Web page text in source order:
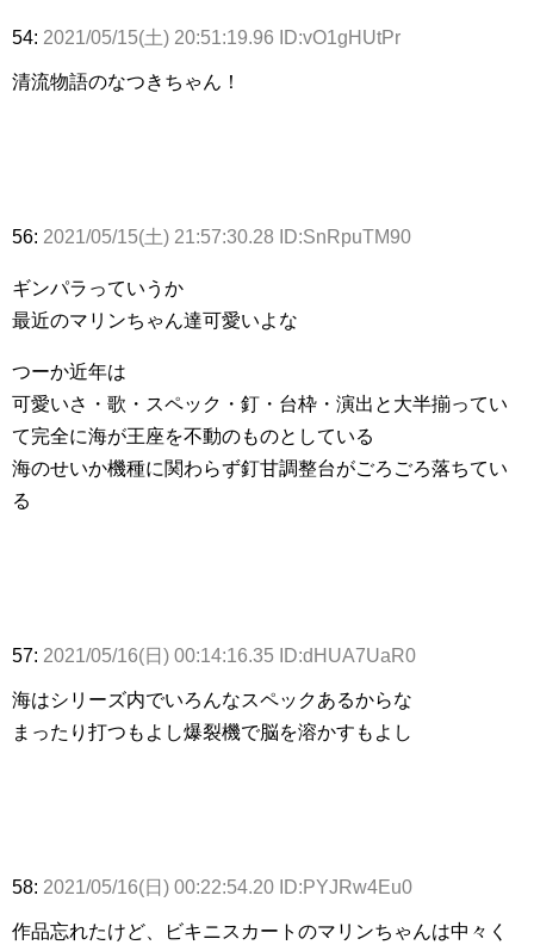
54: 2021/05/15(土) 20:51:19.96 ID:vO1gHUtPr
清流物語のなつきちゃん！
56: 2021/05/15(土) 21:57:30.28 ID:SnRpuTM90
ギンパラっていうか
最近のマリンちゃん達可愛いよな
つーか近年は
可愛いさ・歌・スペック・釘・台枠・演出と大半揃ってい
て完全に海が王座を不動のものとしている
海のせいか機種に関わらず釘甘調整台がごろごろ落ちてい
る
57: 2021/05/16(日) 00:14:16.35 ID:dHUA7UaR0
海はシリーズ内でいろんなスペックあるからな
まったり打つもよし爆裂機で脳を溶かすもよし
58: 2021/05/16(日) 00:22:54.20 ID:PYJRw4Eu0
作品忘れたけど、ビキニスカートのマリンちゃんは中々く